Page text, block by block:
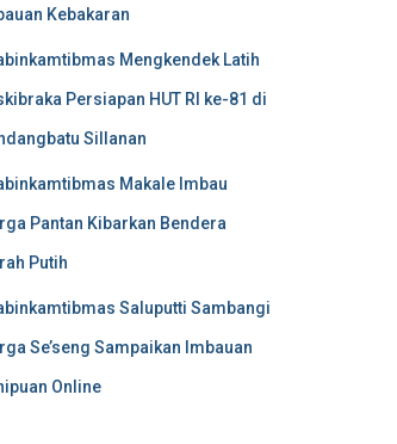
Kebakaran
Mengkendek Latih
Persiapan HUT RI ke-81 di
Sillanan
Makale Imbau
Pantan Kibarkan Bendera
Putih
Saluputti Sambangi
Se’seng Sampaikan Imbauan
Online